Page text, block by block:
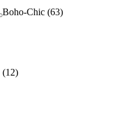
Boho-Chic (63)
(12)